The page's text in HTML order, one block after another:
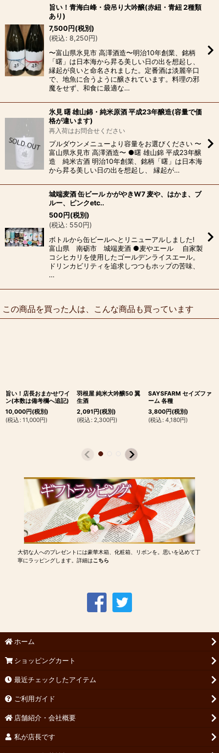
旨い！青海白峰・袋吊り大吟醸(赤紐・青紐 2種類
あり)
7,500円(税別)
(税込: 8,250円)
〜富山県氷見市 高澤酒造〜明治10年創業、銘柄
「曙」は日本海から昇る美しい日の出を想起し、
縁起が良いと命名されました。定番酒は淡麗辛口
で、地魚に合うように醸されています。料理の邪
魔をせず、和食に最適な…
氷見 曙 雄山錦・純米原酒 平成23年醸造(容量で価
格が違います)
再入荷はお問合せください
プルダウンメニューより容量をお選びください 〜
富山県氷見市 高澤酒造〜 ●曙 雄山錦 平成23年醸
造 純米古酒 明治10年創業、銘柄「曙」は日本海
から昇る美しい日の出を想起し、 縁起が…
城端麦酒 缶ビール かがやきW7 麦や、はかま、ブ
ルー、ピンクetc..
500円(税別)
(税込: 550円)
ボトルから缶ビールへとリニューアルしました!
富山県 南砺市 城端麦酒 ●麦やエール 自家製
コシヒカリを使用したゴールデンライスエール。
ドリンカビリティを追求しつつもホップの苦味、
…
この商品を買った人は、こんな商品も買っています
旨い！店長おまかせワイ
ン(本数は備考欄へ追記)
10,000円(税別)
(税込 : 11,000円)
羽根屋 純米大吟醸50 翼
生酒
2,091円(税別)
(税込 : 2,300円)
SAYSFARM セイズファ
ーム 各種
3,800円(税別)
(税込 : 4,180円)
大切な人へのプレゼントには豪華木箱、化粧箱、リボンを。思いを込めて丁
寧にラッピングします。詳細はこちら
ホーム
ショッピングカート
最近チェックしたアイテム
ご利用ガイド
店舗紹介・会社概要
私が店長です